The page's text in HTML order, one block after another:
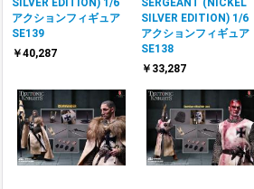
SILVER EDITION) 1/6
アクションフィギュア
SE139
￥40,287
SERGEANT (NICKEL
SILVER EDITION) 1/6
アクションフィギュア
SE138
￥33,287